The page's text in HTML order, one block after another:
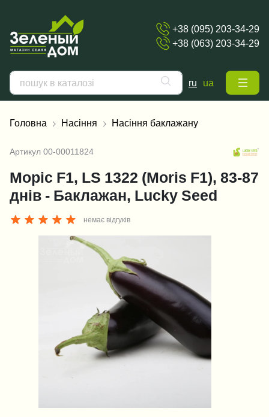
+38 (095) 203-34-29
+38 (063) 203-34-29
ru ua
Головна Насіння Насіння баклажану
Артикул 00-00011824
Моріс F1, LS 1322 (Moris F1), 83-87
днів - Баклажан, Lucky Seed
немає відгуків